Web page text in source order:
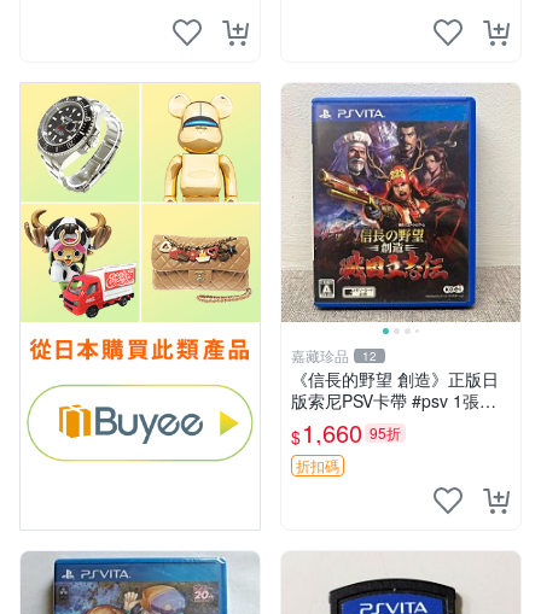
嘉藏珍品 12
《信長的野望 創造》正版日
版索尼PSV卡帶 #psv 1張，
同時購第二張起可減張， 成
色如圖，原相機拍攝，一卡一
拍，因相機，光線環境等因
$1,660 95折
折扣碼